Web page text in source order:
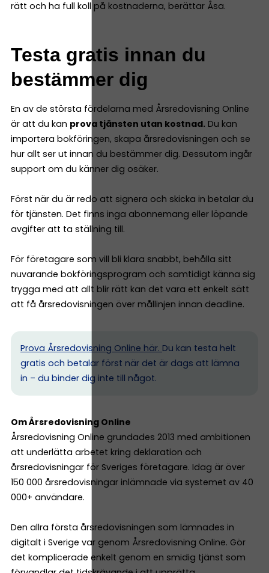
rätt och ha full koll på kostnaderna, berättar Åsa.
Testa gratis innan du
bestämmer dig
En av de största fördelarna med Årsredovisning Online
är att du kan prova tjänsten utan kostnad. Du kan
importera bokföringen, skapa årsredovisningen och se
hur allt ser ut innan du bestämmer dig. Dessutom ingår
support om du känner dig osäker.
Först när du är redo att signera och skicka in betalar du
för tjänsten. Det finns inga abonnemang eller löpande
avgifter att ta ställning till.
För företagare som vill bli klara snabbt, behålla sitt
nuvarande bokföringsprogram och samtidigt känna sig
trygga med att allt blir rätt kan det vara ett enkelt sätt
att få årsredovisningen över mållinjen innan deadline.
Prova Årsredovisning Online här. Du kan testa helt
gratis och betalar först när det är dags att lämna
in – du binder dig inte till något.
Om Årsredovisning Online
Årsredovisning Online grundades 2013 med ambitionen
att underlätta arbetet kring deklaration och
årsredovisningar för Sveriges företagare. Idag är över
150 000 årsredovisningar inlämnade via systemet av 40
000+ användare.
Den allra första årsredovisningen som lämnades in
digitalt i Sverige var genom Årsredovisning Online. Gör
det komplicerade enkelt genom en smidig tjänst som